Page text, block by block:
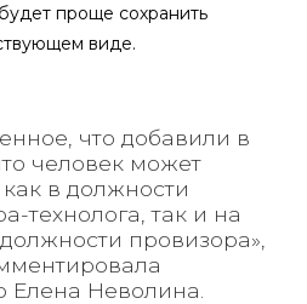
проще сохранить
виде.
что добавили в
человек может
как в должности
технолога, так и на
провизора»,
Елена Неволина.